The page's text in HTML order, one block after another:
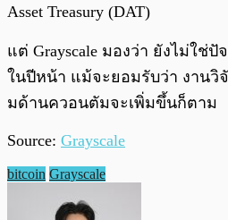
Asset Treasury (DAT)
แต่ Grayscale มองว่า ยังไม่ใช่
ในปีหน้า แม้จะยอมรับว่า งานวิ
มด้านควอนตัมจะเพิ่มขึ้นก็ตาม
Source: Grayscale
bitcoin Grayscale